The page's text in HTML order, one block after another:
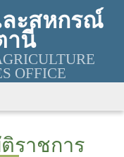
ละสหกรณ์
านี
OFFICE
ราชการ